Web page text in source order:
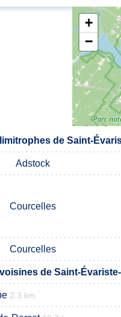
+
−
de Saint-
Adstock
Courcelles
Courcelles
de Saint-
2.3 km